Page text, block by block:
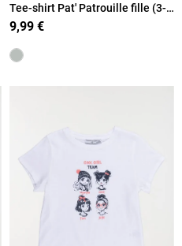
Tee-shirt Pat' Patrouille fille (3-
8A)
9,99 €